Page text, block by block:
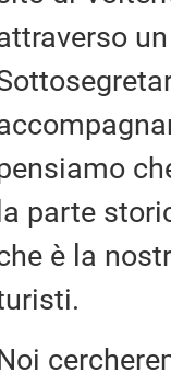
la parte
è la